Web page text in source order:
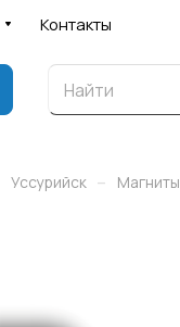
Контакты
Уссурийск – Магниты